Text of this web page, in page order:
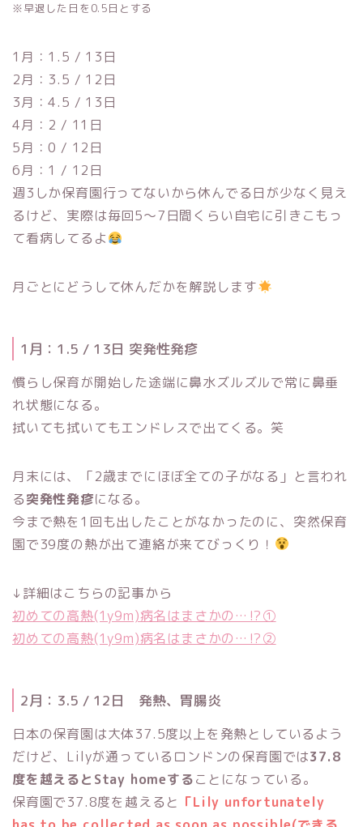
※早退した日を0.5日とする
1月：1.5 / 13日
2月：3.5 / 12日
3月：4.5 / 13日
4月：2 / 11日
5月：0 / 12日
6月：1 / 12日
週3しか保育園行ってないから休んでる日が少なく見え
るけど、実際は毎回5〜7日間くらい自宅に引きこもっ
て看病してるよ
月ごとにどうして休んだかを解説します
1月：1.5 / 13日 突発性発疹
慣らし保育が開始した途端に鼻水ズルズルで常に鼻垂
れ状態になる。
拭いても拭いてもエンドレスで出てくる。笑
月末には、「2歳までにほぼ全ての子がなる」と言われ
る突発性発疹になる。
今まで熱を1回も出したことがなかったのに、突然保育
園で39度の熱が出て連絡が来てびっくり！
↓詳細はこちらの記事から
初めての高熱(1y9m)病名はまさかの…⁉︎①
初めての高熱(1y9m)病名はまさかの…⁉︎②
2月：3.5 / 12日 発熱、胃腸炎
日本の保育園は大体37.5度以上を発熱としているよう
だけど、Lilyが通っているロンドンの保育園では37.8
度を越えるとStay homeすることになっている。
保育園で37.8度を越えると 「Lily unfortunately